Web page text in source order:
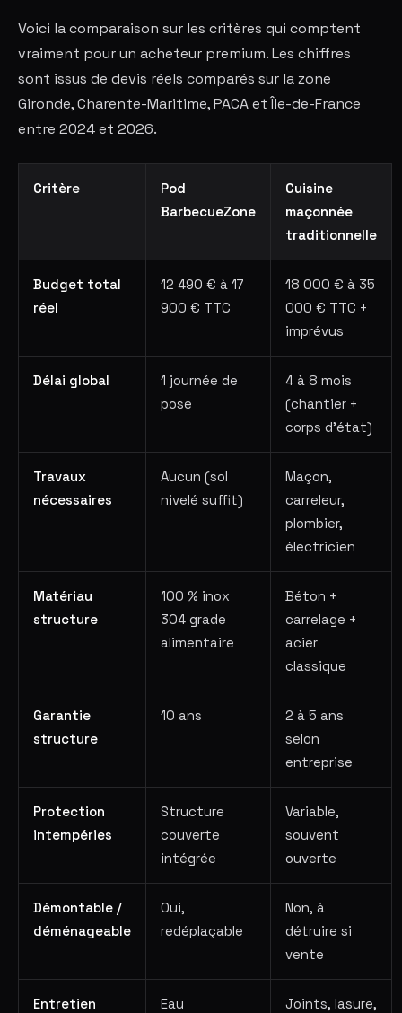
Voici la comparaison sur les critères qui comptent
vraiment pour un acheteur premium. Les chiffres
sont issus de devis réels comparés sur la zone
Gironde, Charente-Maritime, PACA et Île-de-France
entre 2024 et 2026.
Critère
Pod
BarbecueZone
Cuisine
maçonnée
traditionnelle
Budget total
réel
12 490 € à 17
900 € TTC
18 000 € à 35
000 € TTC +
imprévus
Délai global
1 journée de
pose
4 à 8 mois
(chantier +
corps d'état)
Travaux
nécessaires
Aucun (sol
nivelé suffit)
Maçon,
carreleur,
plombier,
électricien
Matériau
structure
100 % inox
304 grade
alimentaire
Béton +
carrelage +
acier
classique
Garantie
structure
10 ans
2 à 5 ans
selon
entreprise
Protection
intempéries
Structure
couverte
intégrée
Variable,
souvent
ouverte
Démontable /
déménageable
Oui,
redéplaçable
Non, à
détruire si
vente
Entretien
Eau
Joints, lasure,